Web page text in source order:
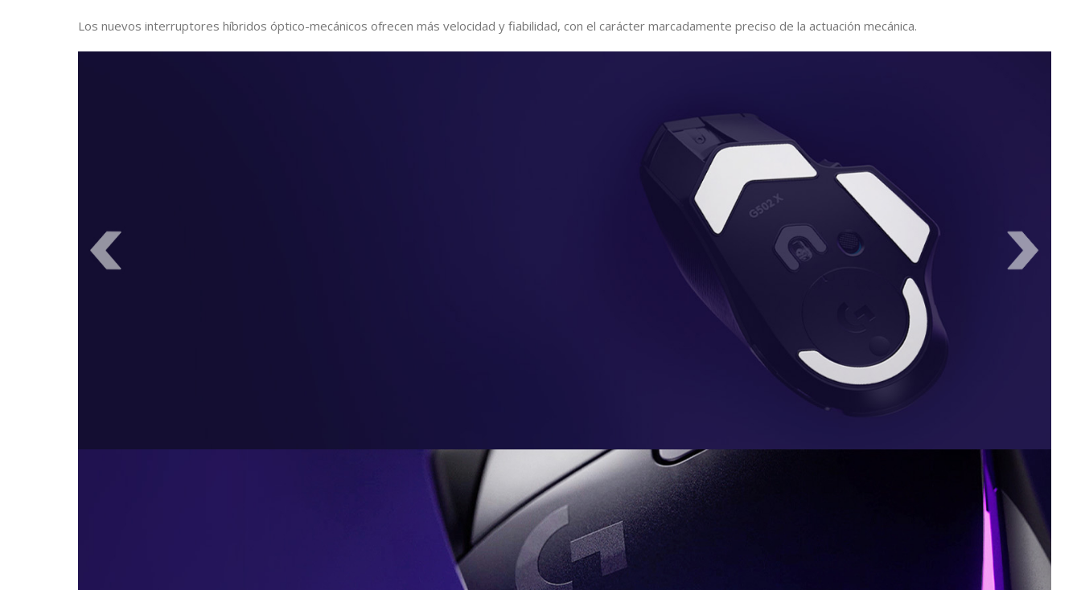
Los nuevos interruptores híbridos óptico-mecánicos ofrecen más velocidad y fiabilidad, con el carácter marcadamente preciso de la actuación mecánica.